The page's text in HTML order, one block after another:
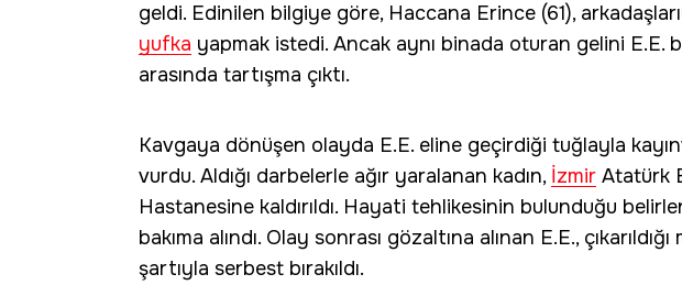
geldi. Edinilen bilgiye göre, Haccana Erince (61),
yufka yapmak istedi. Ancak aynı binada oturan gelini E.E.
arasında tartışma çıktı.
Kavgaya dönüşen olayda E.E. eline geçirdiği tuğlayla
vurdu. Aldığı darbelerle ağır yaralanan kadın, İzmir Atatürk
Hastanesine kaldırıldı. Hayati tehlikesinin bulunduğu
bakıma alındı. Olay sonrası gözaltına alınan E.E.,
şartıyla serbest bırakıldı.